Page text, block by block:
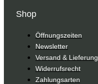
Shop
Öffnungszeiten
Newsletter
Versand & Lieferung
Widerrufsrecht
Zahlungsarten